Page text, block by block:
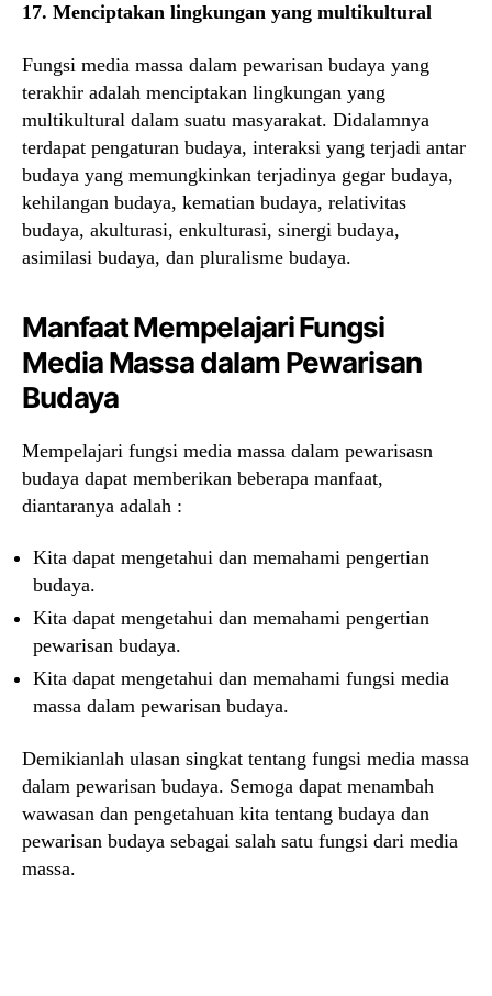
17. Menciptakan lingkungan yang multikultural
Fungsi media massa dalam pewarisan budaya yang
terakhir adalah menciptakan lingkungan yang
multikultural dalam suatu masyarakat. Didalamnya
terdapat pengaturan budaya, interaksi yang terjadi antar
budaya yang memungkinkan terjadinya gegar budaya,
kehilangan budaya, kematian budaya, relativitas
budaya, akulturasi, enkulturasi, sinergi budaya,
asimilasi budaya, dan pluralisme budaya.
Manfaat Mempelajari Fungsi
Media Massa dalam Pewarisan
Budaya
Mempelajari fungsi media massa dalam pewarisasn
budaya dapat memberikan beberapa manfaat,
diantaranya adalah :
Kita dapat mengetahui dan memahami pengertian
budaya.
Kita dapat mengetahui dan memahami pengertian
pewarisan budaya.
Kita dapat mengetahui dan memahami fungsi media
massa dalam pewarisan budaya.
Demikianlah ulasan singkat tentang fungsi media massa
dalam pewarisan budaya. Semoga dapat menambah
wawasan dan pengetahuan kita tentang budaya dan
pewarisan budaya sebagai salah satu fungsi dari media
massa.